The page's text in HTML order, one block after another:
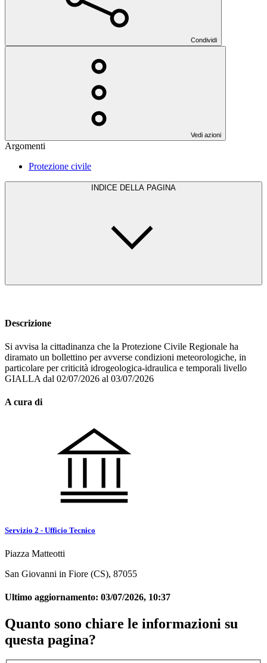
Condividi
Vedi azioni
Argomenti
Protezione civile
INDICE DELLA PAGINA
Descrizione
Si avvisa la cittadinanza che la Protezione Civile Regionale ha
diramato un bollettino per avverse condizioni meteorologiche, in
particolare per criticità idrogeologica-idraulica e temporali livello
GIALLA dal 02/07/2026 al 03/07/2026
A cura di
Servizio 2 - Ufficio Tecnico
Piazza Matteotti
San Giovanni in Fiore (CS), 87055
Ultimo aggiornamento: 03/07/2026, 10:37
Quanto sono chiare le informazioni su
questa pagina?